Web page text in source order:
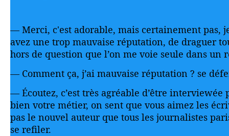
— Merci, c'est adorable, mais certainement pas,
avez une trop mauvaise réputation, de draguer
hors de question que l’on me voie seule dans un
— Comment ça, j’ai mauvaise réputation ? se
— Écoutez, c’est très agréable d’être interviewée
bien votre métier, on sent que vous aimez les
pas le nouvel auteur que tous les journalistes
se refiler.